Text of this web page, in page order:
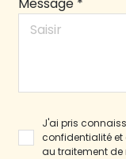
J'ai pris
confidentialité et
au traitement de